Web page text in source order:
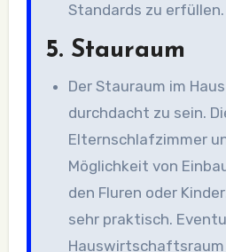
Standards zu erfüllen.
5. Stauraum
Der Stauraum im
durchdacht zu sein.
Elternschlafzimmer
Möglichkeit von
den Fluren oder
sehr praktisch.